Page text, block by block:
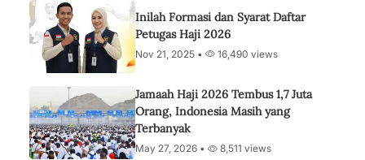
Inilah Formasi dan Syarat Daftar
Petugas Haji 2026
Nov 21, 2025 • 16,490 views
Jamaah Haji 2026 Tembus 1,7 Juta
Orang, Indonesia Masih yang
Terbanyak
May 27, 2026 • 8,511 views